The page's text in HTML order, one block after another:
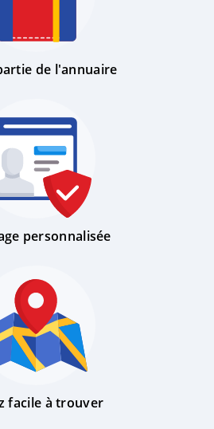
de l'annuaire
personnalisée
facile à trouver